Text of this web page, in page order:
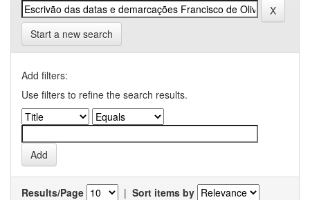
Start a new search
Add filters:
Use filters to refine the search results.
Results/Page | Sort items by